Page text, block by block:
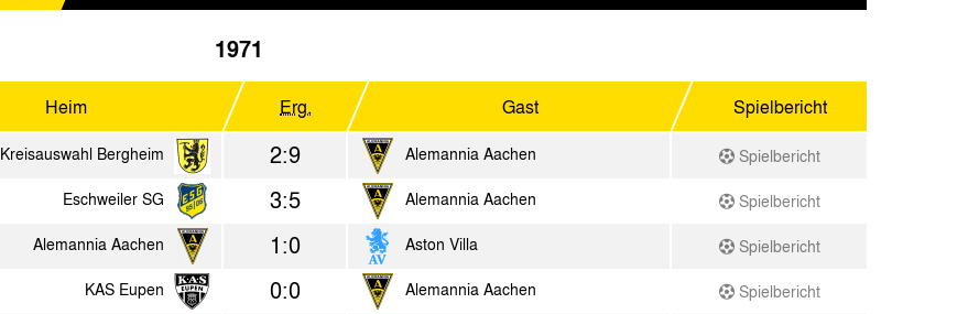
1971
Heim Erg. Gast Spielbericht
Kreisauswahl Bergheim 2:9 Alemannia Aachen Spielbericht
Eschweiler SG 3:5 Alemannia Aachen
Spielbericht
Alemannia Aachen 1:0 Aston Villa
Spielbericht
KAS Eupen 0:0 Alemannia Aachen Spielbericht